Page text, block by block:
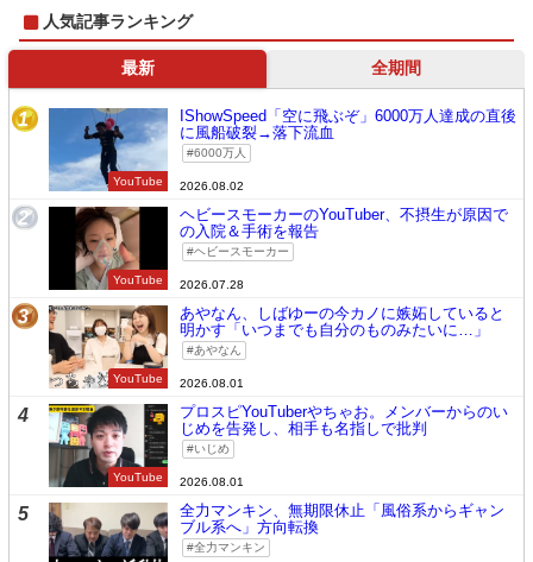
人気記事ランキング
最新 全期間
1
YouTube
IShowSpeed「空に飛ぶぞ」6000万人達成の直後
に風船破裂→落下流血
6000万人
2026.08.02
2
YouTube
ヘビースモーカーのYouTuber、不摂生が原因で
の入院＆手術を報告
ヘビースモーカー
2026.07.28
3
YouTube
あやなん、しばゆーの今カノに嫉妬していると
明かす「いつまでも自分のものみたいに…」
あやなん
2026.08.01
4
YouTube
プロスピYouTuberやちゃお。メンバーからのい
じめを告発し、相手も名指しで批判
いじめ
2026.08.01
5
全力マンキン、無期限休止「風俗系からギャン
ブル系へ」方向転換
全力マンキン